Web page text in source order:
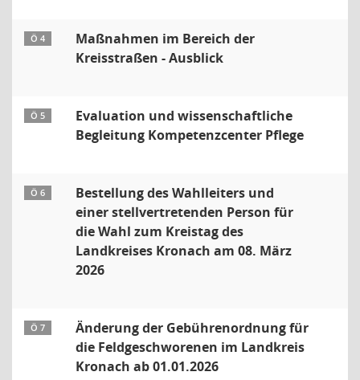
Ö 4
Maßnahmen im Bereich der
Kreisstraßen - Ausblick
Ö 5
Evaluation und wissenschaftliche
Begleitung Kompetenzcenter Pflege
Ö 6
Bestellung des Wahlleiters und
einer stellvertretenden Person für
die Wahl zum Kreistag des
Landkreises Kronach am 08. März
2026
Ö 7
Änderung der Gebührenordnung für
die Feldgeschworenen im Landkreis
Kronach ab 01.01.2026